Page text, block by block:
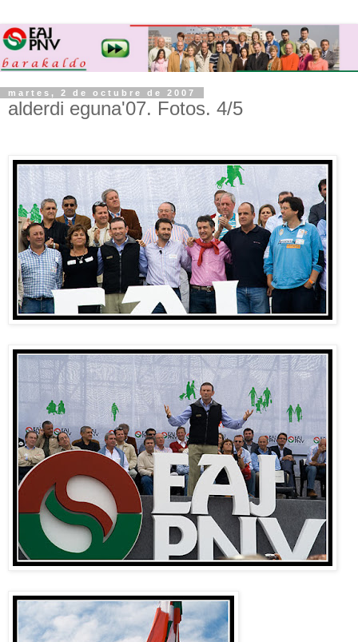
martes, 2 de octubre de 2007
alderdi eguna'07. Fotos. 4/5